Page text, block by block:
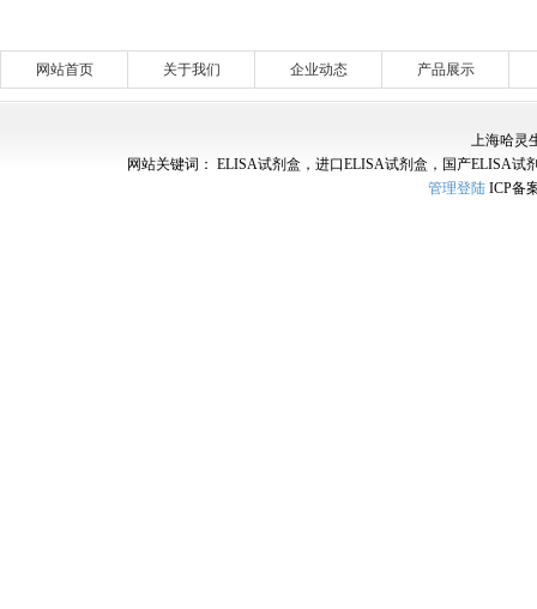
网站首页 关于我们 企业动态 产品展示
上海哈灵
网站关键词： ELISA试剂盒，进口ELISA试剂盒，国产ELISA
管理登陆 ICP备